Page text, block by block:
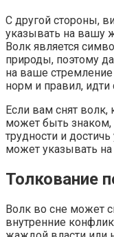
С другой стороны,
указывать на вашу
Волк является
природы, поэтому
на ваше
норм и правил,
Если вам снят
может быть знаком,
трудности и
может указывать
Толкование
Волк во сне может
внутренние